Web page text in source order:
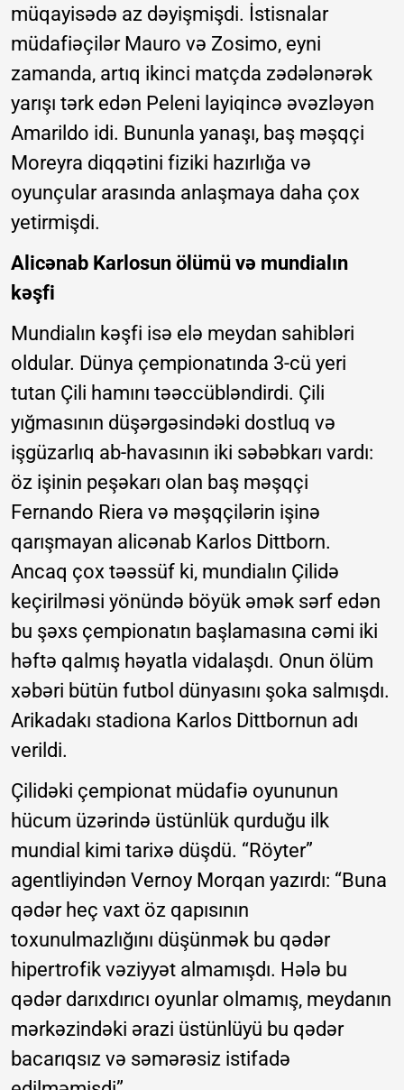
müqayisədə az dəyişmişdi. İstisnalar
müdafiəçilər Mauro və Zosimo, eyni
zamanda, artıq ikinci matçda zədələnərək
yarışı tərk edən Peleni layiqincə əvəzləyən
Amarildo idi. Bununla yanaşı, baş məşqçi
Moreyra diqqətini fiziki hazırlığa və
oyunçular arasında anlaşmaya daha çox
yetirmişdi.
Alicənab Karlosun ölümü və mundialın
kəşfi
Mundialın kəşfi isə elə meydan sahibləri
oldular. Dünya çempionatında 3-cü yeri
tutan Çili hamını təəccübləndirdi. Çili
yığmasının düşərgəsindəki dostluq və
işgüzarlıq ab-havasının iki səbəbkarı vardı:
öz işinin peşəkarı olan baş məşqçi
Fernando Riera və məşqçilərin işinə
qarışmayan alicənab Karlos Dittborn.
Ancaq çox təəssüf ki, mundialın Çilidə
keçirilməsi yönündə böyük əmək sərf edən
bu şəxs çempionatın başlamasına cəmi iki
həftə qalmış həyatla vidalaşdı. Onun ölüm
xəbəri bütün futbol dünyasını şoka salmışdı.
Arikadakı stadiona Karlos Dittbornun adı
verildi.
Çilidəki çempionat müdafiə oyununun
hücum üzərində üstünlük qurduğu ilk
mundial kimi tarixə düşdü. “Röyter”
agentliyindən Vernoy Morqan yazırdı: “Buna
qədər heç vaxt öz qapısının
toxunulmazlığını düşünmək bu qədər
hipertrofik vəziyyət almamışdı. Hələ bu
qədər darıxdırıcı oyunlar olmamış, meydanın
mərkəzindəki ərazi üstünlüyü bu qədər
bacarıqsız və səmərəsiz istifadə